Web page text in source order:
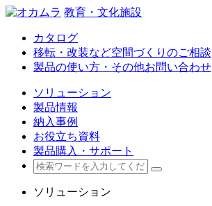
教育・文化施設
カタログ
移転・改装など空間づくりのご相談
製品の使い方・その他お問い合わせ
ソリューション
製品情報
納入事例
お役立ち資料
製品購入・サポート
ソリューション